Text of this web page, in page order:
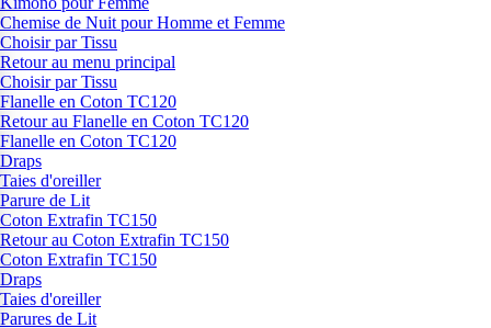
Chemise de Nuit pour Homme et Femme
Choisir par Tissu
Retour au menu principal
Choisir par Tissu
Flanelle en Coton TC120
Retour au Flanelle en Coton TC120
Flanelle en Coton TC120
Draps
Taies d'oreiller
Parure de Lit
Coton Extrafin TC150
Retour au Coton Extrafin TC150
Coton Extrafin TC150
Draps
Taies d'oreiller
Parures de Lit